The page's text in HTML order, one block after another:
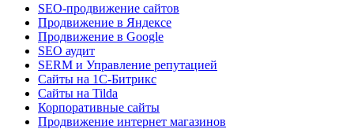
SEO-продвижение сайтов
Продвижение в Яндексе
Продвижение в Google
SEO аудит
SERM и Управление репутацией
Сайты на 1С-Битрикс
Сайты на Tilda
Корпоративные сайты
Продвижение интернет магазинов